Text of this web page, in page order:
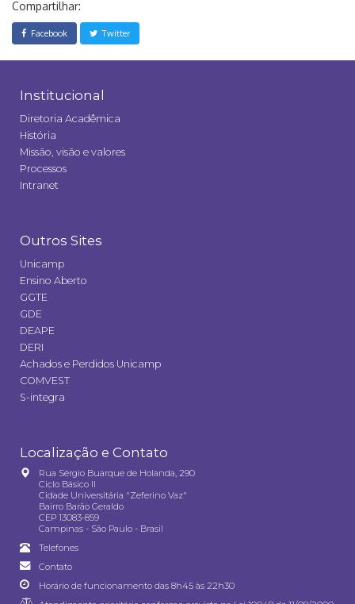
Compartilhar:
Facebook Twitter
Institucional
Diretoria Acadêmica
História
Missão, visão e valores
Processos
Intranet
Outros Sites
Unicamp
Ensino Aberto
GGTE
GDE
DEAPE
DERI
Achados e Perdidos Unicamp
COMVEST
S-integra
Localização e Contato
Rua Sérgio Buarque de Holanda, 290
Ciclo Básico II
Cidade Universitária "Zeferino Vaz"
Bairro Barão Geraldo
CEP 13083-859
Campinas - São Paulo - Brasil
Telefones
Contato
Horário de funcionamento das 8h45 às 22h30